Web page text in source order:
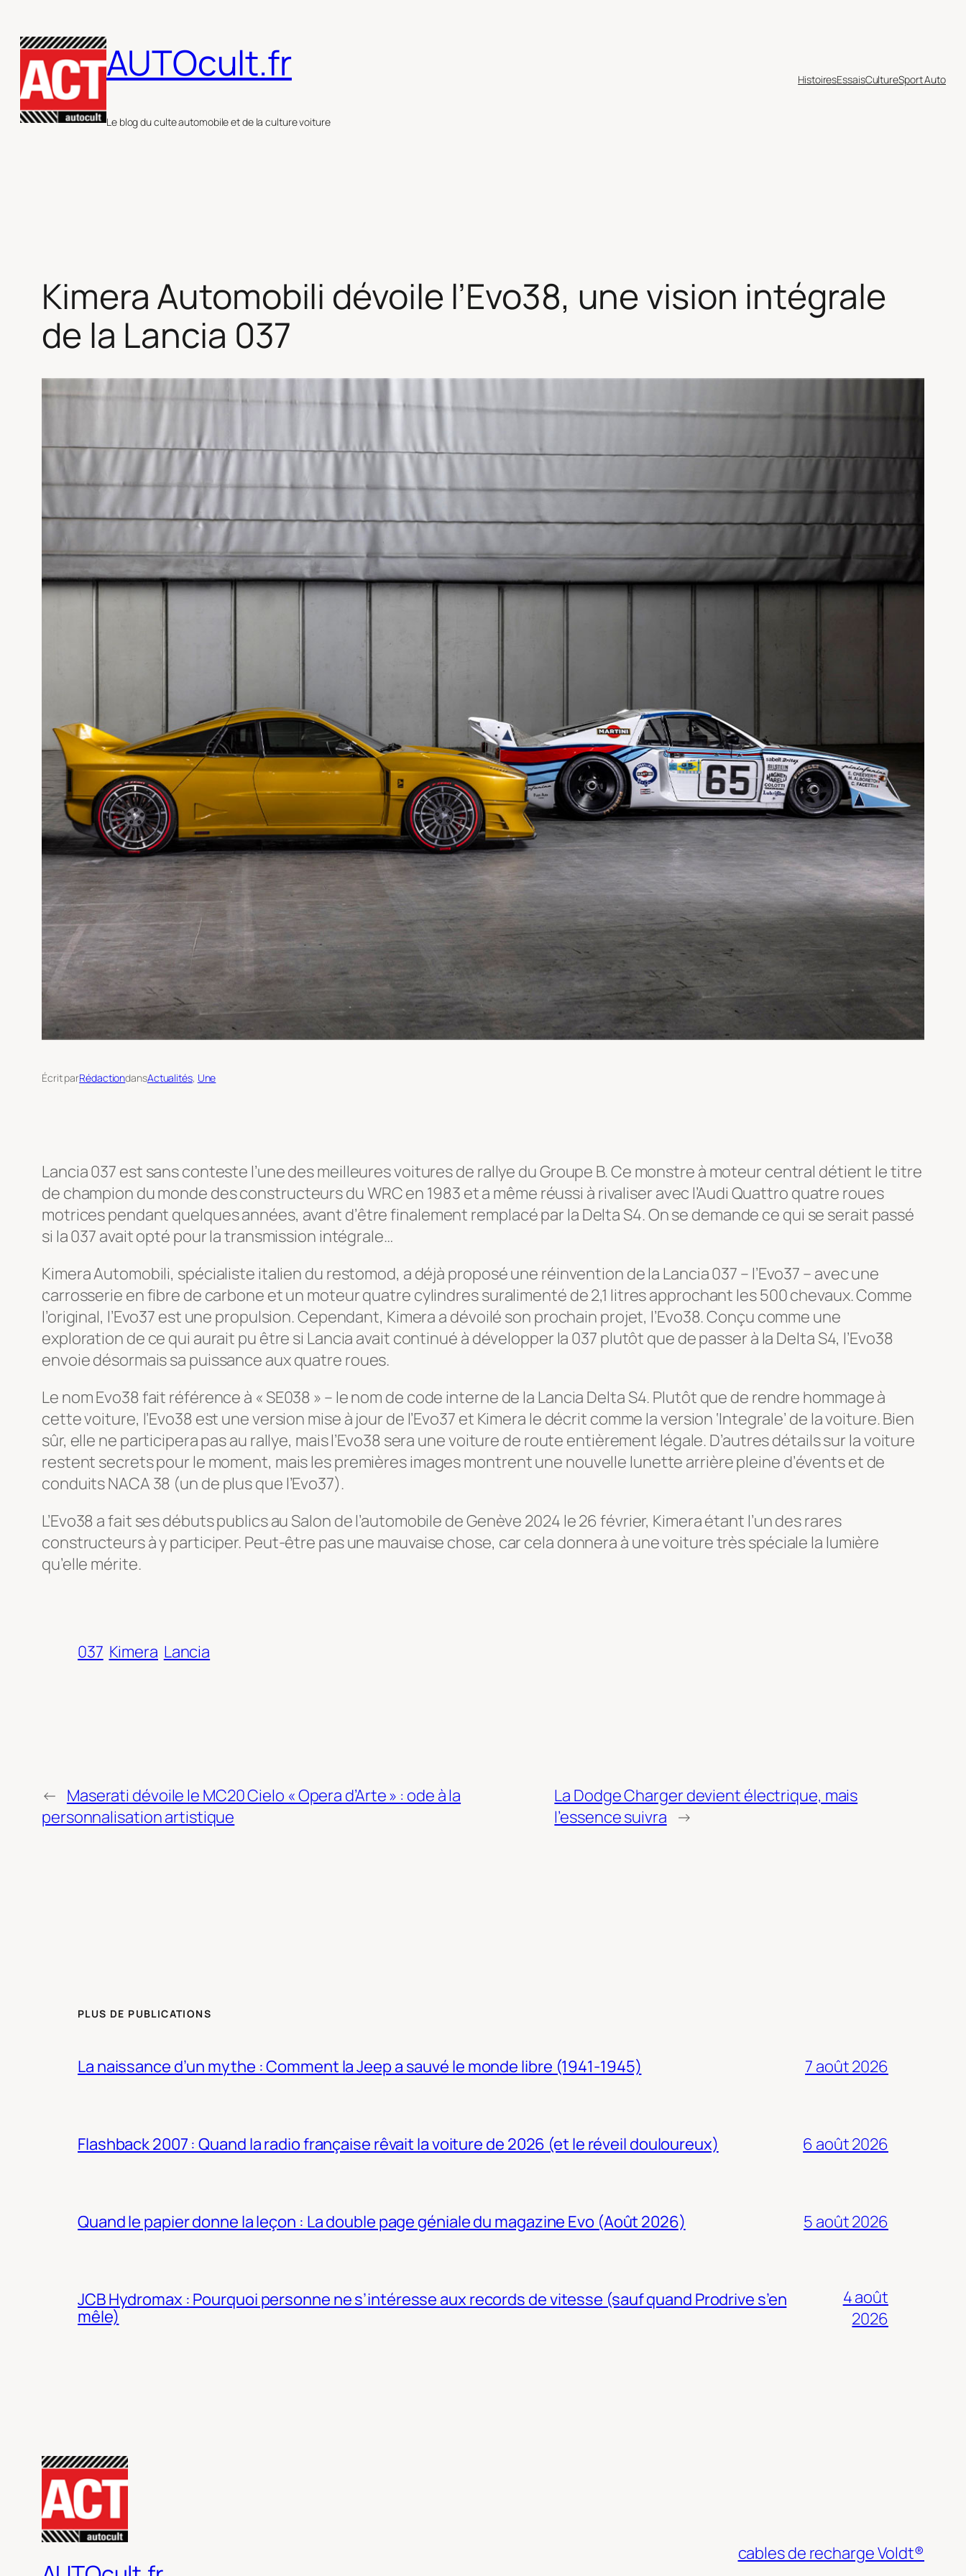
au
contenu
AUTOcult.fr
Le blog du culte automobile et de la culture voiture
HistoiresEssaisCultureSport Auto
Kimera Automobili dévoile l’Evo38, une vision intégrale
de la Lancia 037
Écrit parRédactiondansActualités, Une
Lancia 037 est sans conteste l’une des meilleures voitures de rallye du Groupe B. Ce monstre à moteur central détient le titre
de champion du monde des constructeurs du WRC en 1983 et a même réussi à rivaliser avec l’Audi Quattro quatre roues
motrices pendant quelques années, avant d’être finalement remplacé par la Delta S4. On se demande ce qui se serait passé
si la 037 avait opté pour la transmission intégrale…
Kimera Automobili, spécialiste italien du restomod, a déjà proposé une réinvention de la Lancia 037 – l’Evo37 – avec une
carrosserie en fibre de carbone et un moteur quatre cylindres suralimenté de 2,1 litres approchant les 500 chevaux. Comme
l’original, l’Evo37 est une propulsion. Cependant, Kimera a dévoilé son prochain projet, l’Evo38. Conçu comme une
exploration de ce qui aurait pu être si Lancia avait continué à développer la 037 plutôt que de passer à la Delta S4, l’Evo38
envoie désormais sa puissance aux quatre roues.
Le nom Evo38 fait référence à « SE038 » – le nom de code interne de la Lancia Delta S4. Plutôt que de rendre hommage à
cette voiture, l’Evo38 est une version mise à jour de l’Evo37 et Kimera le décrit comme la version ‘Integrale’ de la voiture. Bien
sûr, elle ne participera pas au rallye, mais l’Evo38 sera une voiture de route entièrement légale. D’autres détails sur la voiture
restent secrets pour le moment, mais les premières images montrent une nouvelle lunette arrière pleine d’évents et de
conduits NACA 38 (un de plus que l’Evo37).
L’Evo38 a fait ses débuts publics au Salon de l’automobile de Genève 2024 le 26 février, Kimera étant l’un des rares
constructeurs à y participer. Peut-être pas une mauvaise chose, car cela donnera à une voiture très spéciale la lumière
qu’elle mérite.
037 Kimera Lancia
← Maserati dévoile le MC20 Cielo « Opera d’Arte » : ode à la
personnalisation artistique
La Dodge Charger devient électrique, mais
l’essence suivra →
PLUS DE PUBLICATIONS
La naissance d’un mythe : Comment la Jeep a sauvé le monde libre (1941-1945) 7 août 2026
Flashback 2007 : Quand la radio française rêvait la voiture de 2026 (et le réveil douloureux) 6 août 2026
Quand le papier donne la leçon : La double page géniale du magazine Evo (Août 2026) 5 août 2026
JCB Hydromax : Pourquoi personne ne s’intéresse aux records de vitesse (sauf quand Prodrive s’en
mêle)
4 août
2026
cables de recharge Voldt®